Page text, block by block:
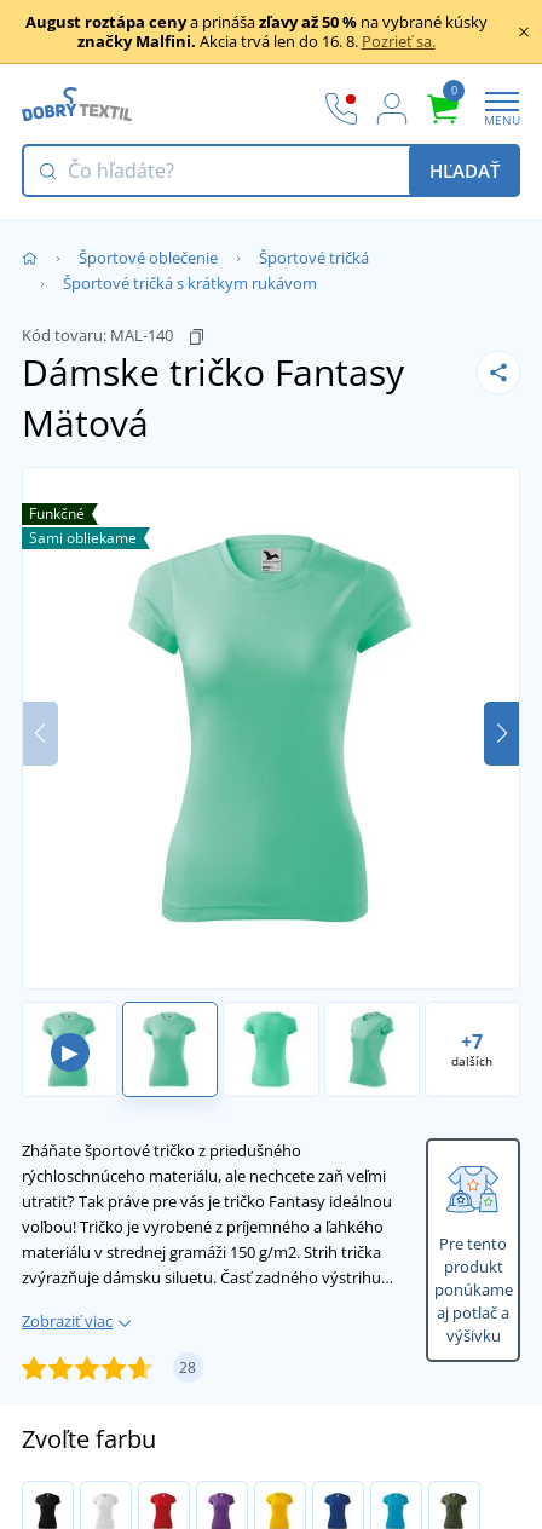
August roztápa cenya prinášazľavy až 50 %na vybrané kúsky
značky Malfini. Akcia trvá len do 16. 8. Pozrieť sa.
0
MENU
HĽADAŤ
Športové oblečenie
Športové tričká
Športové tričká s krátkym rukávom
Kód tovaru: MAL-140
Dámske tričko Fantasy
Mätová
▶ +7
dalších
Funkčné
Sami obliekame
Zháňate športové tričko z priedušného
rýchloschnúceho materiálu, ale nechcete zaň veľmi
utratiť? Tak práve pre vás je tričko Fantasy ideálnou
voľbou! Tričko je vyrobené z príjemného a ľahkého
materiálu v strednej gramáži 150 g/m2. Strih trička
zvýrazňuje dámsku siluetu. Časť zadného výstrihu…
Zobraziť viac
28
Pre tento
produkt
ponúkame
aj potlač a
výšivku
Zvoľte farbu